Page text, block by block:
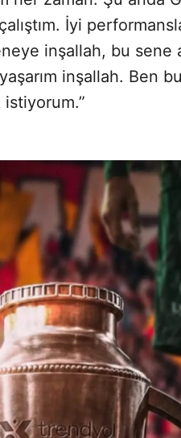
İyi
inşallah, bu sene
inşallah. Ben